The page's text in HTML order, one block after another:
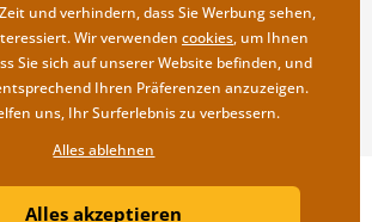
©2019 © Dovido.de.
Litvanyi.sk| Online-Shop erstellt von
und verhindern, dass Sie Werbung sehen,
Wir verwenden cookies, um Ihnen
Sie sich auf unserer Website befinden, und
Ihren Präferenzen anzuzeigen.
uns, Ihr Surferlebnis zu verbessern.
Alles ablehnen
Alles akzeptieren